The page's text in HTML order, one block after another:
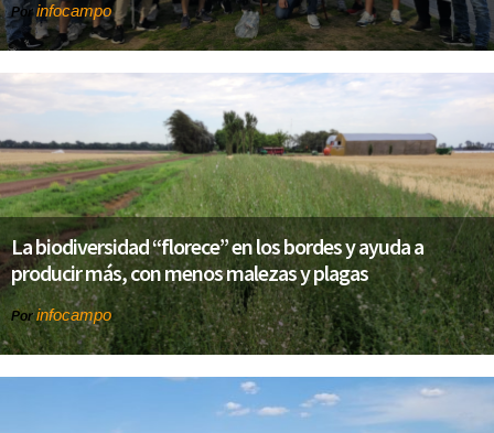
Porinfocampo
La biodiversidad “florece” en los bordes y ayuda a
producir más, con menos malezas y plagas
Porinfocampo